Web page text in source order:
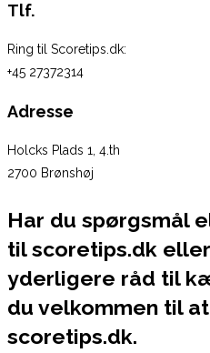
Tlf.
Ring til Scoretips.dk:
+45 27372314
Adresse
Holcks Plads 1, 4.th
2700 Brønshøj
Har du spørgsmål
til scoretips.dk
yderligere råd til
du velkommen til
scoretips.dk.